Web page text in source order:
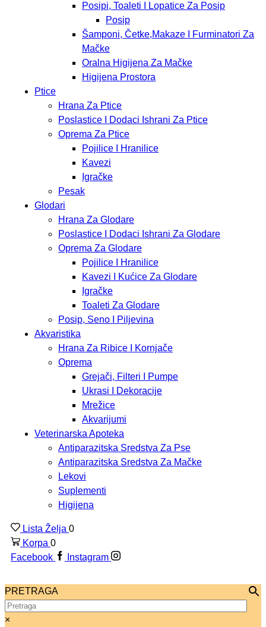
Posipi, Toaleti I Lopatice Za Posip
Posip
Šamponi, Četke,Makaze I Furminatori Za
Mačke
Oralna Higijena Za Mačke
Higijena Prostora
Ptice
Hrana Za Ptice
Poslastice I Dodaci Ishrani Za Ptice
Oprema Za Ptice
Pojilice I Hranilice
Kavezi
Igračke
Pesak
Glodari
Hrana Za Glodare
Poslastice I Dodaci Ishrani Za Glodare
Oprema Za Glodare
Pojilice I Hranilice
Kavezi I Kućice Za Glodare
Igračke
Toaleti Za Glodare
Posip, Seno I Piljevina
Akvaristika
Hrana Za Ribice I Kornjače
Oprema
Grejači, Filteri I Pumpe
Ukrasi I Dekoracije
Mrežice
Akvarijumi
Veterinarska Apoteka
Antiparazitska Sredstva Za Pse
Antiparazitska Sredstva Za Mačke
Lekovi
Suplementi
Higijena
Lista Želja 0
Korpa 0
Facebook
Instagram
PRETRAGA
×